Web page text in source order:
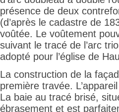
présence de deux
(d’après le cadastre de
voûtée. Le voûtement
suivant le tracé de l’arc
adopté pour l’église de
La construction de la
première travée.
La baie au tracé brisé,
ébrasement et est